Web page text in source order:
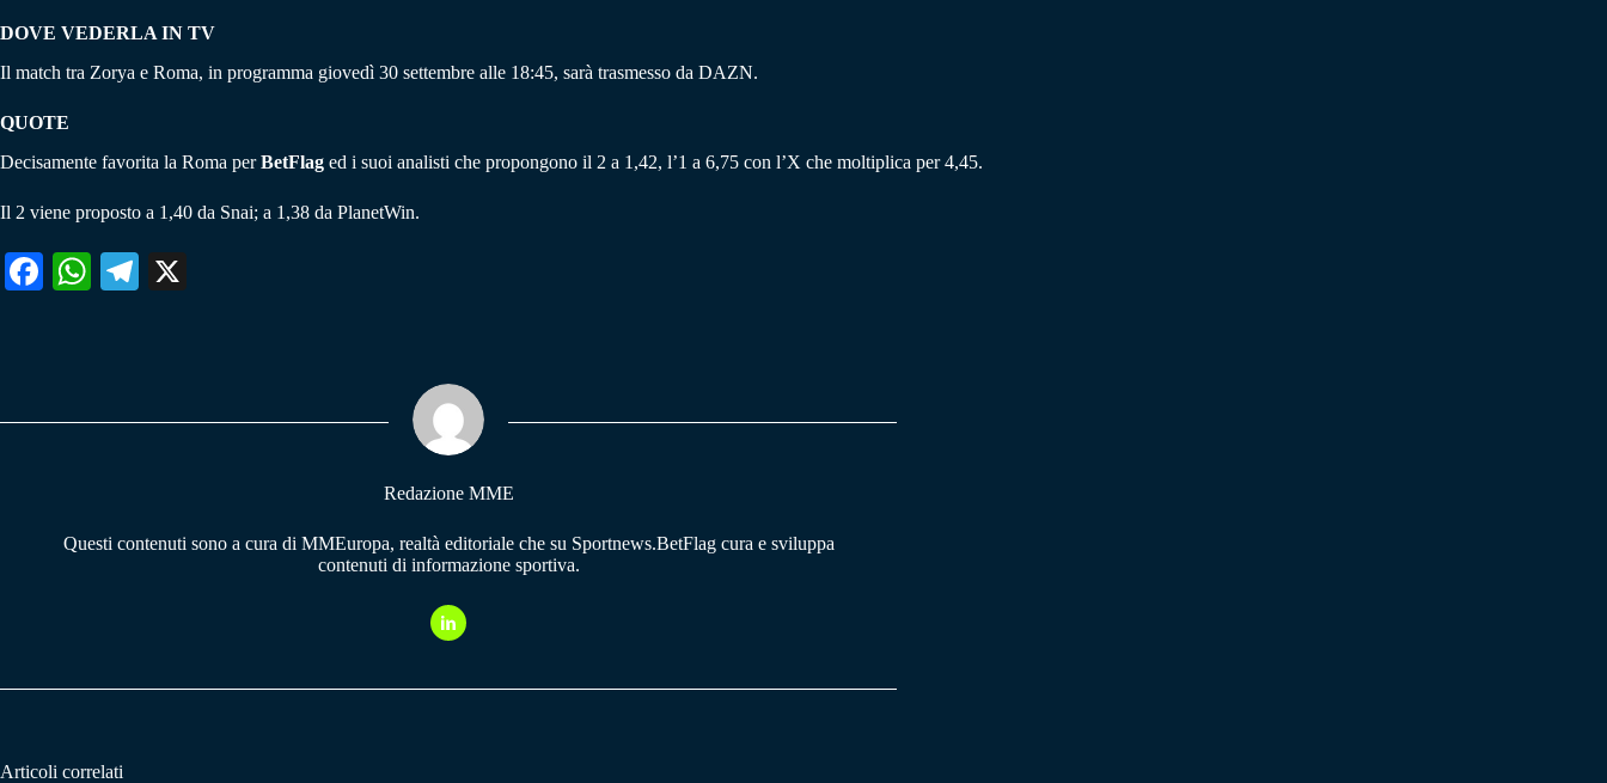
DOVE VEDERLA IN TV
Il match tra Zorya e Roma, in programma giovedì 30 settembre alle 18:45, sarà trasmesso da DAZN.
QUOTE
Decisamente favorita la Roma perBetFlag ed i suoi analisti che propongono il 2 a 1,42, l’1 a 6,75 con l’X che moltiplica per 4,45.
Il 2 viene proposto a 1,40 da Snai; a 1,38 da PlanetWin.
Fa W
pp
Te
m
Redazione MME
Questi contenuti sono a cura di MMEuropa, realtà editoriale che su Sportnews.BetFlag cura e sviluppa
contenuti di informazione sportiva.
Articoli correlati